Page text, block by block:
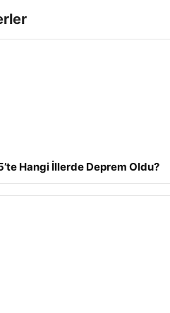
Hangi İllerde Deprem Oldu?